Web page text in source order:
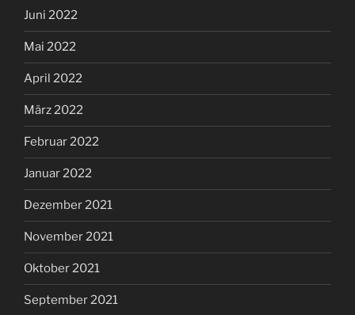
Juni 2022
Mai 2022
April 2022
März 2022
Februar 2022
Januar 2022
Dezember 2021
November 2021
Oktober 2021
September 2021